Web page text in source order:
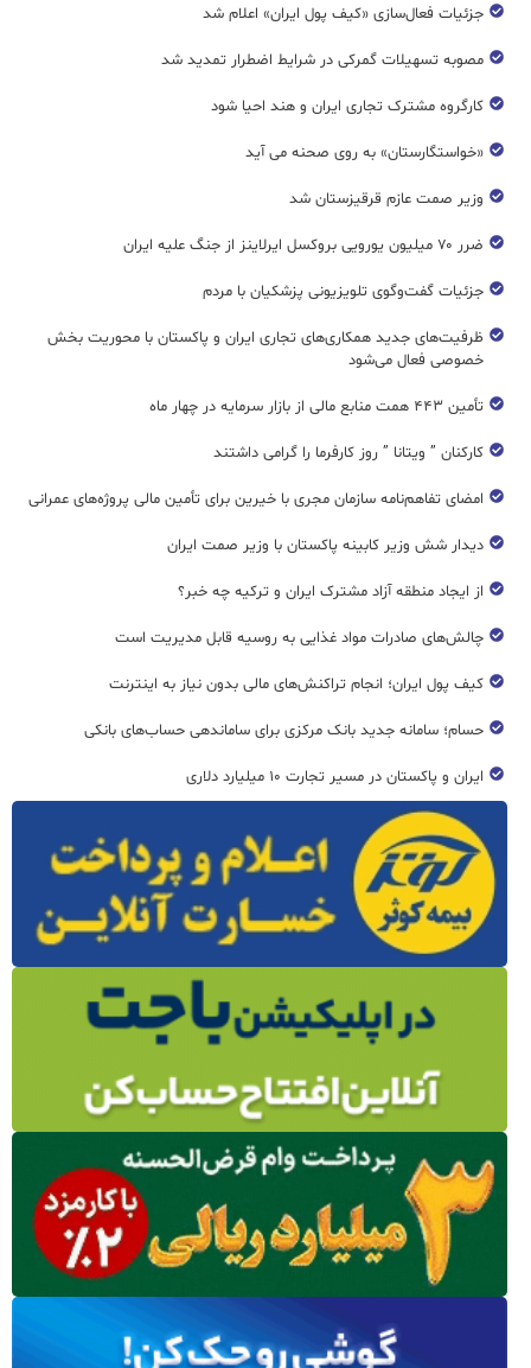
جزئیات فعال‌سازی «کیف پول ایران» اعلام شد
مصوبه تسهیلات گمرکی در شرایط اضطرار تمدید شد
کارگروه مشترک تجاری ایران و هند احیا شود
«خواستگارستان» به روی صحنه می آید
وزیر صمت عازم قرقیزستان شد
ضرر ۷۰ میلیون یورویی بروکسل ایرلاینز از جنگ علیه ایران
جزئیات گفت‌وگوی تلویزیونی پزشکیان با مردم
ظرفیت‌های جدید همکاری‌های تجاری ایران و پاکستان با محوریت بخش
خصوصی فعال می‌شود
تأمین ۴۴۳ همت منابع مالی از بازار سرمایه در چهار ماه
کارکنان ” ویتانا ” روز کارفرما را گرامی داشتند
امضای تفاهم‌نامه سازمان مجری با خیرین برای تأمین مالی پروژه‌های عمرانی
دیدار شش وزیر کابینه پاکستان با وزير صمت ایران
از ایجاد منطقه آزاد مشترک ایران و ترکیه چه خبر؟
چالش‌های صادرات مواد غذایی به روسیه قابل مدیریت است
کیف پول ایران؛ انجام تراکنش‌های مالی بدون نیاز به اینترنت
حسام؛ سامانه جدید بانک مرکزی برای ساماندهی حساب‌های بانکی
ایران و پاکستان در مسیر تجارت ۱۰ میلیارد دلاری